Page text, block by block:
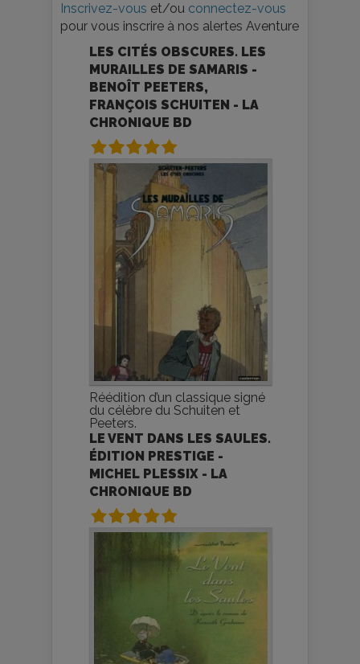
Inscrivez-vous et/ou connectez-vous
pour vous inscrire à nos alertes Aventure
LES CITÉS OBSCURES. LES
MURAILLES DE SAMARIS -
BENOÎT PEETERS,
FRANÇOIS SCHUITEN - LA
CHRONIQUE BD
Réédition d’un classique signé
du célèbre du Schuiten et
Peeters.
LE VENT DANS LES SAULES.
ÉDITION PRESTIGE -
MICHEL PLESSIX - LA
CHRONIQUE BD